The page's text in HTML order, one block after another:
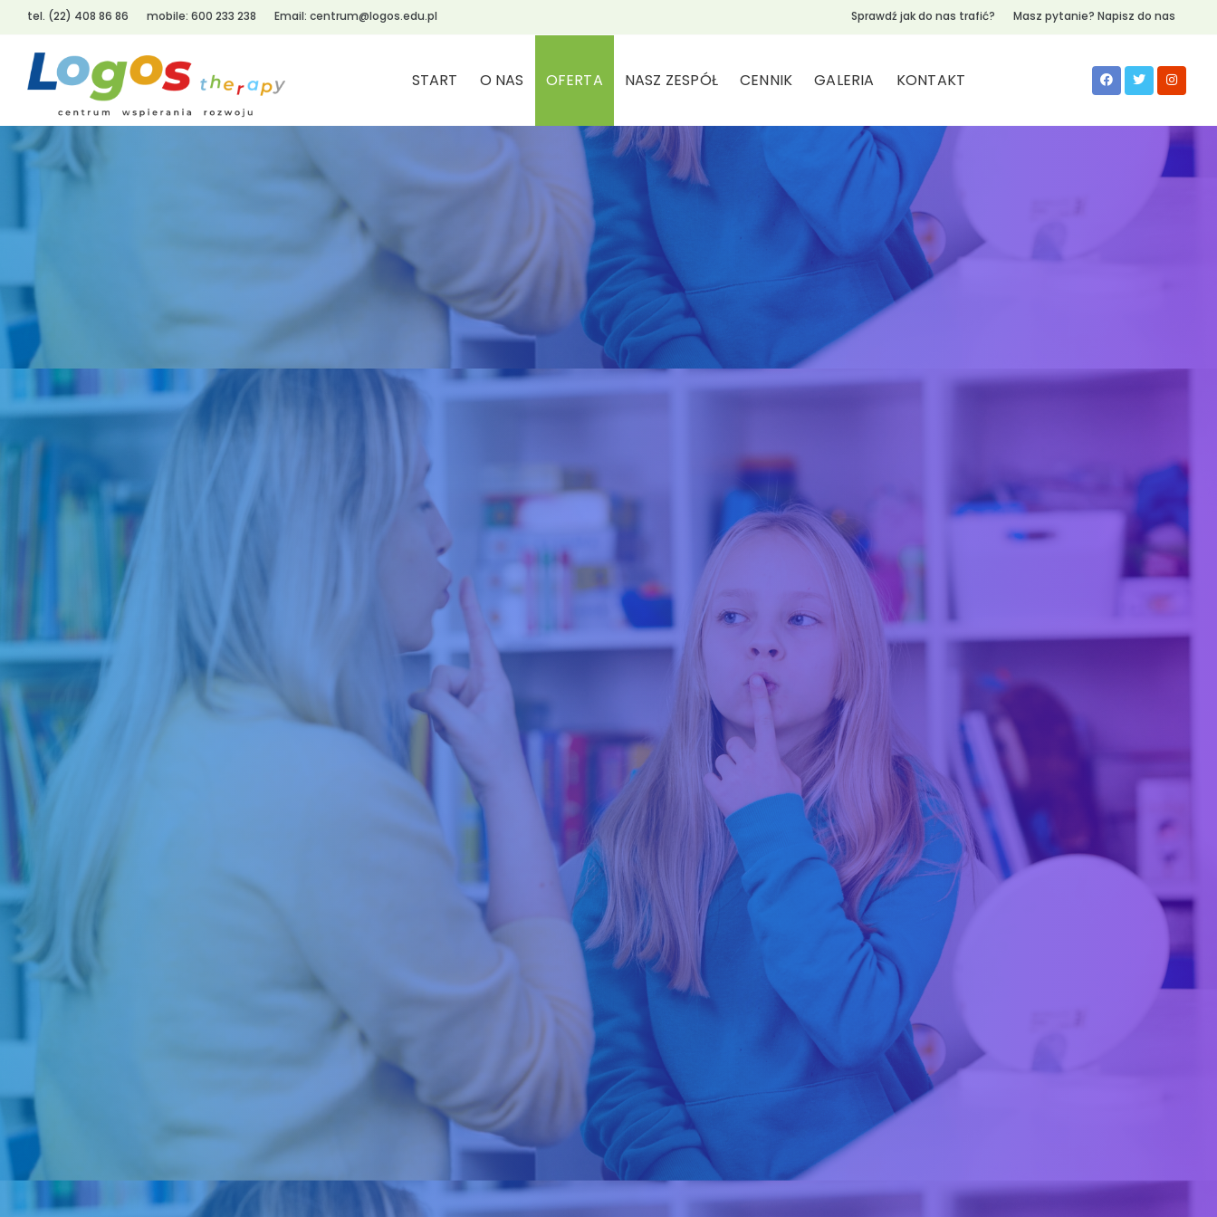
tel. (22) 408 86 86 mobile: 600 233 238 Email: centrum@logos.edu.pl Sprawdź jak do nas trafić? Masz pytanie? Napisz do nas
START O NAS OFERTA NASZ ZESPÓŁ CENNIK GALERIA KONTAKT